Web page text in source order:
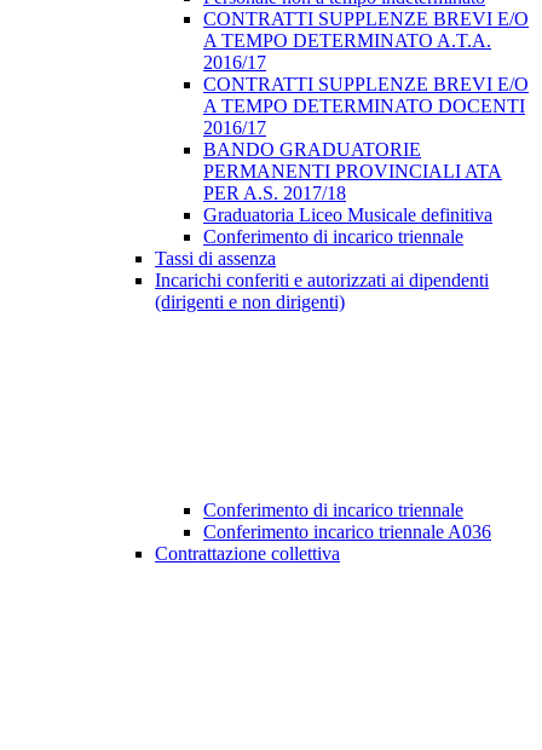
CONTRATTI SUPPLENZE BREVI E/O
A TEMPO DETERMINATO A.T.A.
2016/17
CONTRATTI SUPPLENZE BREVI E/O
A TEMPO DETERMINATO DOCENTI
2016/17
BANDO GRADUATORIE
PERMANENTI PROVINCIALI ATA
PER A.S. 2017/18
Graduatoria Liceo Musicale definitiva
Conferimento di incarico triennale
Tassi di assenza
Incarichi conferiti e autorizzati ai dipendenti
(dirigenti e non dirigenti)
Conferimento di incarico triennale
Conferimento incarico triennale A036
Contrattazione collettiva